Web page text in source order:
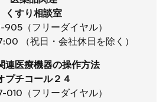
くすり相談室
905（フリーダイヤル）
（祝日・会社休日を除く）
連医療機器の操作方法
プチコール２４
010（フリーダイヤル）